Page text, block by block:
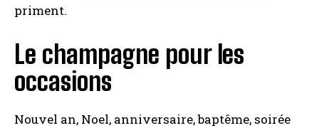
priment.
Le champagne pour les
occasions
Nouvel an, Noel, anniversaire, baptême, soirée